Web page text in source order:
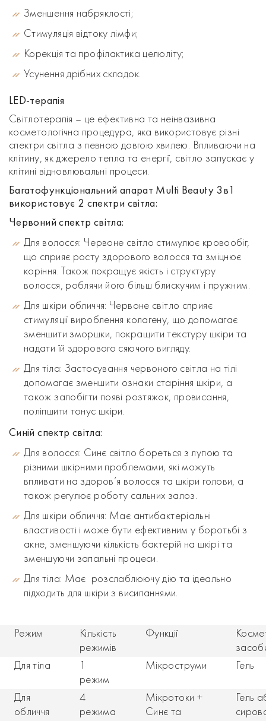
Зменшення набряклості;
Стимуляція відтоку лімфи;
Корекція та профілактика целюліту;
Усунення дрібних складок.
LED-терапія
Світлотерапія – це ефективна та неінвазивна
косметологічна процедура, яка використовує різні
спектри світла з певною довгою хвилею. Впливаючи на
клітину, як джерело тепла та енергії, світло запускає у
клітині відновлювальні процеси.
Багатофункціональний апарат Multi Beauty 3в1
використовує 2 спектри світла:
Червоний спектр світла:
Для волосся: Червоне світло стимулює кровообіг,
що сприяє росту здорового волосся та зміцнює
коріння. Також покращує якість і структуру
волосся, роблячи його більш блискучим і пружним.
Для шкіри обличчя: Червоне світло сприяє
стимуляції вироблення колагену, що допомагає
зменшити зморшки, покращити текстуру шкіри та
надати їй здорового сяючого вигляду.
Для тіла: Застосування червоного світла на тілі
допомагає зменшити ознаки старіння шкіри, а
також запобігти появі розтяжок, провисання,
поліпшити тонус шкіри.
Синій спектр світла:
Для волосся: Синє світло бореться з лупою та
різними шкірними проблемами, які можуть
впливати на здоров’я волосся та шкіри голови, а
також регулює роботу сальних залоз.
Для шкіри обличчя: Має антибактеріальні
властивості і може бути ефективним у боротьбі з
акне, зменшуючи кількість бактерій на шкірі та
зменшуючи запальні процеси.
Для тіла: Має розслаблюючу дію та ідеально
підходить для шкіри з висипаннями.
Режим
Кількість
режимів
Функції
Для тіла
1
режим
Мікроструми Гель
Для
обличчя
4
режима
Мікротоки +
Синє та
Гель